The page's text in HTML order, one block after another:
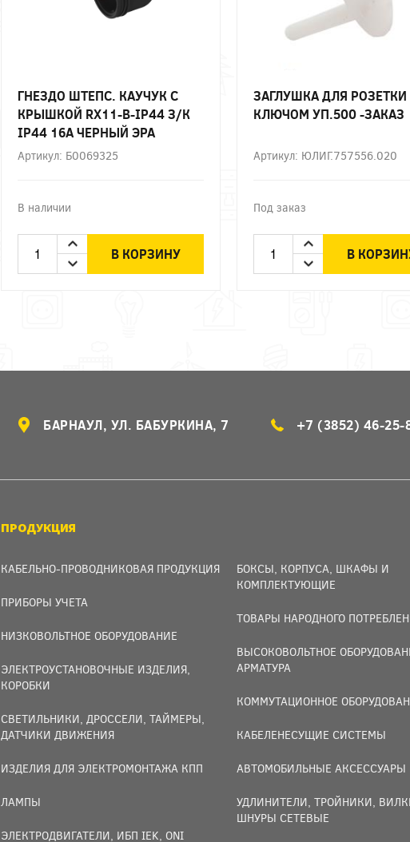
ГНЕЗДО ШТЕПС. КАУЧУК С
КРЫШКОЙ RX11-B-IP44 З/К
IP44 16А ЧЕРНЫЙ ЭРА
Артикул: Б0069325
В наличии
В КОРЗИНУ
ЗАГЛУШКА ДЛЯ РОЗЕТКИ
КЛЮЧОМ УП.500 -ЗАКАЗ
Артикул: ЮЛИГ.757556.020
Под заказ
В
БАРНАУЛ, УЛ. БАБУРКИНА, 7 +7 (3852) 46-25-
ПРОДУКЦИЯ
КАБЕЛЬНО-ПРОВОДНИКОВАЯ ПРОДУКЦИЯ
ПРИБОРЫ УЧЕТА
НИЗКОВОЛЬТНОЕ ОБОРУДОВАНИЕ
ЭЛЕКТРОУСТАНОВОЧНЫЕ ИЗДЕЛИЯ,
КОРОБКИ
СВЕТИЛЬНИКИ, ДРОССЕЛИ, ТАЙМЕРЫ,
ДАТЧИКИ ДВИЖЕНИЯ
ИЗДЕЛИЯ ДЛЯ ЭЛЕКТРОМОНТАЖА КПП
ЛАМПЫ
ЭЛЕКТРОДВИГАТЕЛИ, ИБП IEK, ONI
БОКСЫ, КОРПУСА, ШКАФЫ И
КОМПЛЕКТУЮЩИЕ
ТОВАРЫ НАРОДНОГО
ВЫСОКОВОЛЬТНОЕ
АРМАТУРА
КОММУТАЦИОННОЕ
КАБЕЛЕНЕСУЩИЕ СИСТЕМЫ
АВТОМОБИЛЬНЫЕ АКСЕССУАРЫ
УДЛИНИТЕЛИ, ТРОЙНИКИ,
ШНУРЫ СЕТЕВЫЕ